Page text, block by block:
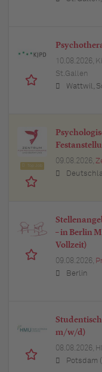
10.08.2026,
St.Gallen
Wattwil,
09.08.2026,
– in Berlin
Vollzeit)
09.08.2026,
Berlin
m/w/d)
08.08.2026,
Potsdam